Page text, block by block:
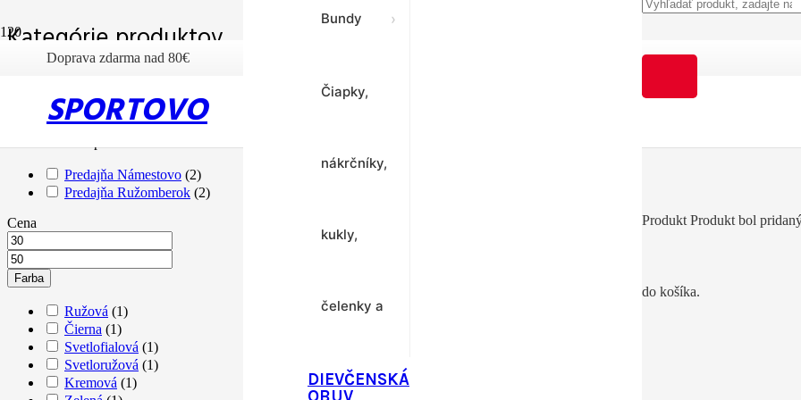
Doprava zdarma nad 80€
SPORTOVO
Bundy ›
Čiapky,
nákrčníky,
kukly,
čelenky a
šiltovky
DIEVČENSKÁ
Produkt Produkt bol
do košíka.
Kategórie produktov
Filtre produktov
Predajňa Námestovo (2)
Predajňa Ružomberok (2)
Cena
Farba
Ružová (1)
Čierna (1)
Svetlofialová (1)
Svetloružová (1)
Kremová (1)